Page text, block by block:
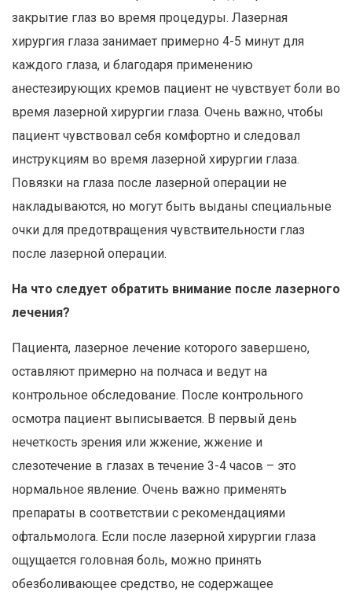
закрытие глаз во время процедуры. Лазерная
хирургия глаза занимает примерно 4-5 минут для
каждого глаза, и благодаря применению
анестезирующих кремов пациент не чувствует боли во
время лазерной хирургии глаза. Очень важно, чтобы
пациент чувствовал себя комфортно и следовал
инструкциям во время лазерной хирургии глаза.
Повязки на глаза после лазерной операции не
накладываются, но могут быть выданы специальные
очки для предотвращения чувствительности глаз
после лазерной операции.
На что следует обратить внимание после лазерного
лечения?
Пациента, лазерное лечение которого завершено,
оставляют примерно на полчаса и ведут на
контрольное обследование. После контрольного
осмотра пациент выписывается. В первый день
нечеткость зрения или жжение, жжение и
слезотечение в глазах в течение 3-4 часов – это
нормальное явление. Очень важно применять
препараты в соответствии с рекомендациями
офтальмолога. Если после лазерной хирургии глаза
ощущается головная боль, можно принять
обезболивающее средство, не содержащее